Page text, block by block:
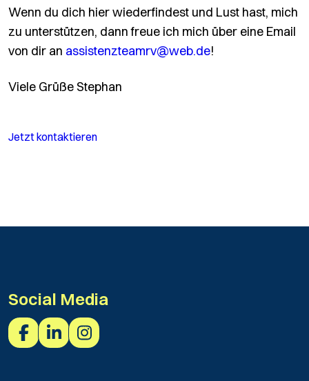
Wenn du dich hier wiederfindest und Lust hast, mich
zu unterstützen, dann freue ich mich über eine Email
von dir an assistenzteamrv@web.de!
Viele Grüße Stephan
Jetzt kontaktieren
Social Media